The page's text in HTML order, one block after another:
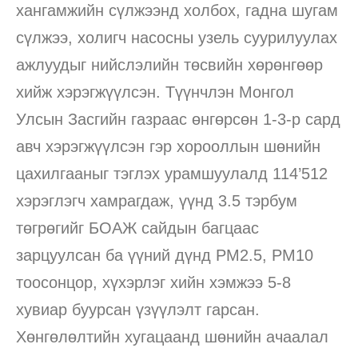
хангамжийн сүлжээнд холбох, гадна шугам
сүлжээ, холигч насосны узель суурилуулах
ажлуудыг нийслэлийн төсвийн хөрөнгөөр
хийж хэрэгжүүлсэн. Түүнчлэн Монгол
Улсын Засгийн газраас өнгөрсөн 1-3-р сард
авч хэрэгжүүлсэн гэр хорооллын шөнийн
цахилгааныг тэглэх урамшуулалд 114’512
хэрэглэгч хамрагдаж, үүнд 3.5 тэрбум
төгрөгийг БОАЖ сайдын багцаас
зарцуулсан ба үүний дүнд РМ2.5, РМ10
тоосонцор, хүхэрлэг хийн хэмжээ 5-8
хувиар буурсан үзүүлэлт гарсан.
Хөнгөлөлтийн хугацаанд шөнийн ачаалал